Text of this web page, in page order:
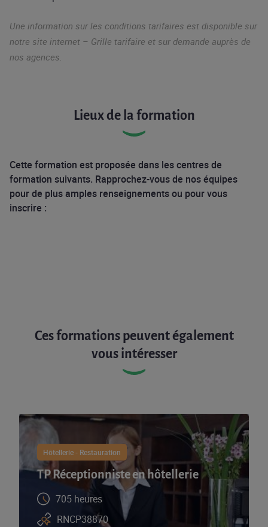
Une information sur les conditions tarifaires est disponible sur
notre site internet – Grille tarifaire et sur demande auprès de
nos agences.
Lieux de la formation
Cette formation est proposée dans les centres de
formation suivants. Rapprochez-vous de nos équipes
pour de plus amples renseignements ou pour vous
inscrire :
Ces formations peuvent également
vous intéresser
Hôtellerie - Restauration
TP Réceptionniste en hôtellerie
705 heures
RNCP38870